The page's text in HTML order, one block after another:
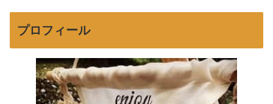
プロフィール